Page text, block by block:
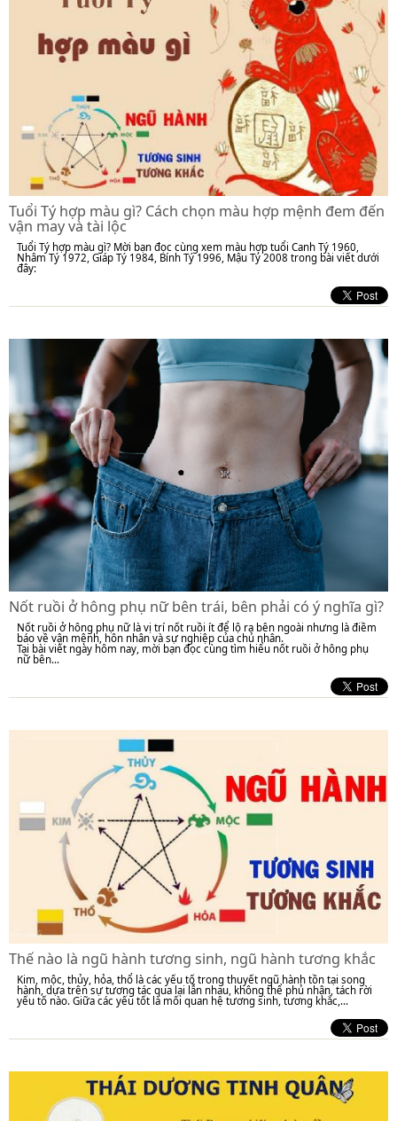
Tuổi Tý hợp màu gì? Cách chọn màu hợp mệnh đem đến
vận may và tài lộc
Tuổi Tý hợp màu gì? Mời bạn đọc cùng xem màu hợp tuổi Canh Tý 1960,
Nhâm Tý 1972, Giáp Tý 1984, Bính Tý 1996, Mậu Tý 2008 trong bài viết dưới
đây:
Nốt ruồi ở hông phụ nữ bên trái, bên phải có ý nghĩa gì?
Nốt ruồi ở hông phụ nữ là vị trí nốt ruồi ít để lộ ra bên ngoài nhưng là điềm
báo về vận mệnh, hôn nhân và sự nghiệp của chủ nhân.
Tại bài viết ngày hôm nay, mời bạn đọc cùng tìm hiểu nốt ruồi ở hông phụ
nữ bên...
Thế nào là ngũ hành tương sinh, ngũ hành tương khắc
Kim, mộc, thủy, hỏa, thổ là các yếu tố trong thuyết ngũ hành tồn tại song
hành, dựa trên sự tương tác qua lại lẫn nhau, không thể phủ nhận, tách rời
yếu tố nào. Giữa các yếu tốt là mối quan hệ tương sinh, tương khắc,...